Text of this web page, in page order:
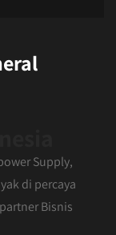
Supply,
di percaya
Bisnis